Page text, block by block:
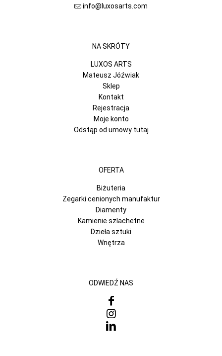
info@luxosarts.com
NA SKRÓTY
LUXOS ARTS
Mateusz Jóźwiak
Sklep
Kontakt
Rejestracja
Moje konto
Odstąp od umowy tutaj
OFERTA
Biżuteria
Zegarki cenionych manufaktur
Diamenty
Kamienie szlachetne
Dzieła sztuki
Wnętrza
ODWIEDŹ NAS